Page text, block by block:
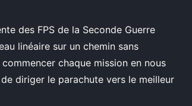
des FPS de la Seconde Guerre
linéaire sur un chemin sans
chaque mission en nous
diriger le parachute vers le meilleur